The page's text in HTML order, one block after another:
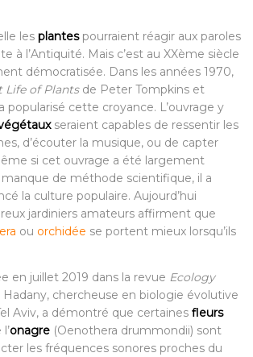
les plantespourraient réagir aux paroles
à l’Antiquité. Mais c’est au XXème siècle
démocratisée. Dans les années 1970,
Life of Plantsde Peter Tompkins et
popularisé cette croyance. L’ouvrage y
seraient capables de ressentir les
d’écouter la musique, ou de capter
si cet ouvrage a été largement
de méthode scientifique, il a
la culture populaire. Aujourd’hui
jardiniers amateurs affirment que
ou orchidée se portent mieux lorsqu’ils
en juillet 2019 dans la revue Ecology
chercheuse en biologie évolutive
Aviv, a démontré que certaines fleurs
onagre (Oenothera drummondii) sont
les fréquences sonores proches du